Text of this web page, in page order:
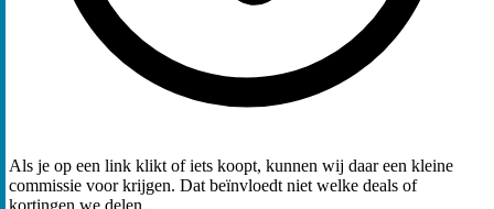
Als je op een link klikt of iets koopt, kunnen wij daar een kleine
commissie voor krijgen. Dat beïnvloedt niet welke deals of
kortingen we delen.